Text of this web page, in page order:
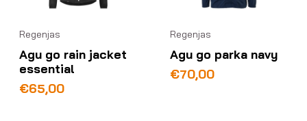
Regenjas
Agu go rain jacket
essential
€65,00
Regenjas
Agu go parka navy
€70,00